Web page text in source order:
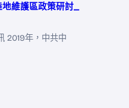
地維護區政策研討_
2019年，中共中